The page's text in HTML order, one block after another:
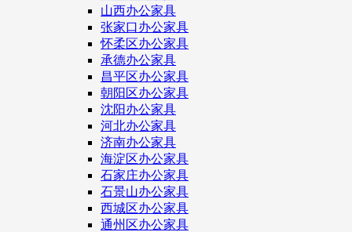
山西办公家具
张家口办公家具
怀柔区办公家具
承德办公家具
昌平区办公家具
朝阳区办公家具
沈阳办公家具
河北办公家具
济南办公家具
海淀区办公家具
石家庄办公家具
石景山办公家具
西城区办公家具
通州区办公家具